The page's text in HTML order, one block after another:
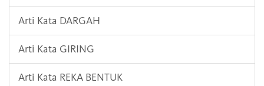
Arti Kata DARGAH
Arti Kata GIRING
Arti Kata REKA BENTUK